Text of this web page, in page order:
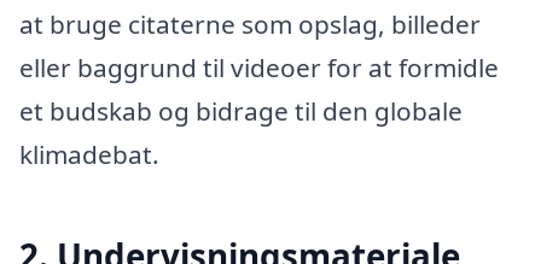
at bruge citaterne som opslag, billeder
eller baggrund til videoer for at formidle
et budskab og bidrage til den globale
klimadebat.